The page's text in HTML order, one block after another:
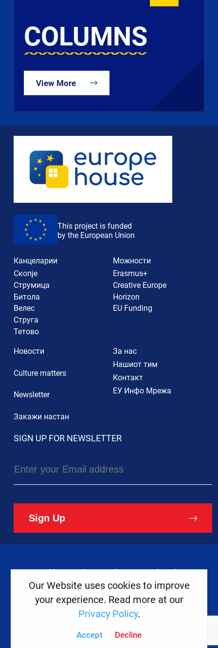
COLUMNS
View More
This project is funded
by the European Union
Канцеларии
Скопје
Струмица
Битола
Велес
Струга
Тетово
Можности
Erasmus+
Creative Europe
Horizon
EU Funding
Новости
Culture matters
Newsletter
Закажи настан
За нас
Нашиот тим
Контакт
ЕУ Инфо Мрежа
SIGN UP FOR NEWSLETTER
Sign Up
Copyright ©2026Europe House
Cookies Privacy Policy Legal Notice
Developed
Digital
Our Website uses cookies to improve
your experience. Read more at our
Privacy Policy.
Accept Decline